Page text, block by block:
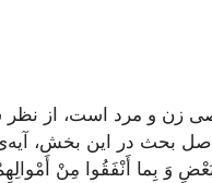
زن و مرد است، از نظر
بحث در این بخش، آیه‌ی
وَ بِما أَنْفَقُوا مِنْ